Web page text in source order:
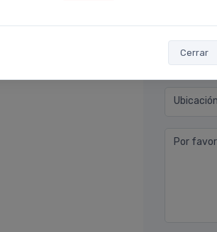
Cerrar
Email*
Teléfono
Ubicación
Por